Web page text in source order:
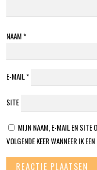
NAAM *
E-MAIL*
SITE
MIJN NAAM, E-MAIL EN SITE
VOLGENDE KEER WANNEER IK